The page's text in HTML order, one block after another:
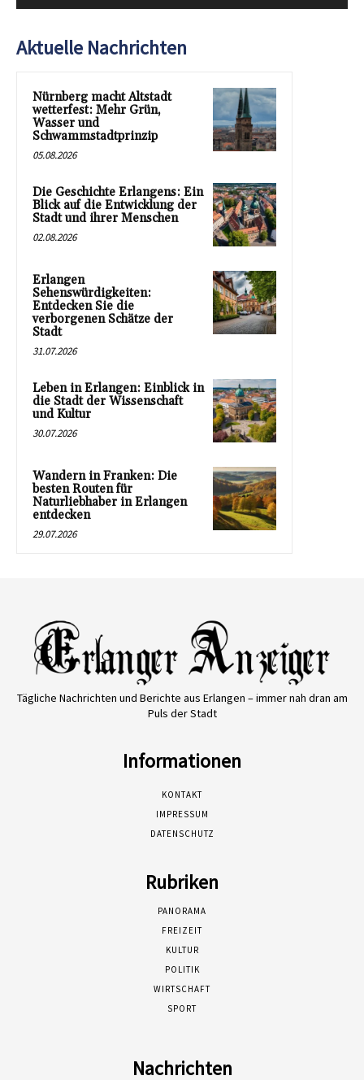
Aktuelle Nachrichten
Nürnberg macht Altstadt
wetterfest: Mehr Grün,
Wasser und
Schwammstadtprinzip
05.08.2026
Die Geschichte Erlangens: Ein
Blick auf die Entwicklung der
Stadt und ihrer Menschen
02.08.2026
Erlangen
Sehenswürdigkeiten:
Entdecken Sie die
verborgenen Schätze der
Stadt
31.07.2026
Leben in Erlangen: Einblick in
die Stadt der Wissenschaft
und Kultur
30.07.2026
Wandern in Franken: Die
besten Routen für
Naturliebhaber in Erlangen
entdecken
29.07.2026
Tägliche Nachrichten und Berichte aus Erlangen – immer nah dran am
Puls der Stadt
Informationen
KONTAKT
IMPRESSUM
DATENSCHUTZ
Rubriken
PANORAMA
FREIZEIT
KULTUR
POLITIK
WIRTSCHAFT
SPORT
Nachrichten